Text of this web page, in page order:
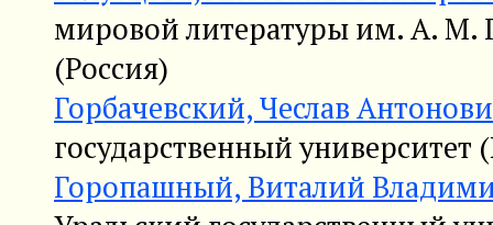
мировой литературы им. А. М.
(Россия)
Горбачевский, Чеслав
государственный университет
Горопашный, Виталий